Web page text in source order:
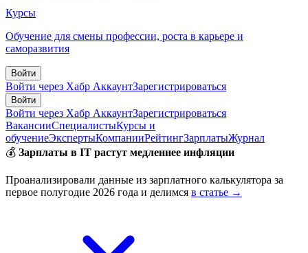
Курсы
Обучение для смены профессии, роста в карьере и
саморазвития
Войти
Войти через Хабр АккаунтЗарегистрироваться
Войти
Войти через Хабр АккаунтЗарегистрироваться
ВакансииСпециалистыКурсы и
обучениеЭкспертыКомпанииРейтингЗарплатыЖурнал
💰 Зарплаты в IT растут медленнее инфляции
Проанализировали данные из зарплатного калькулятора за
первое полугодие 2026 года и делимся в статье →